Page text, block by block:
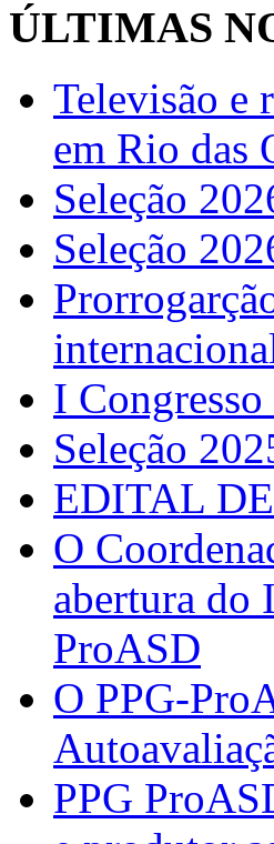
ÚLTIMAS
Televisão e
em Rio das
Seleção
Seleção
I
Seleção
EDITAL
O
abertura do
ProASD
O PPG-
PPG